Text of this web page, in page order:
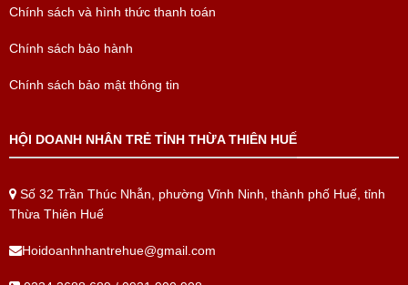
Chính sách và hình thức thanh toán
Chính sách bảo hành
Chính sách bảo mật thông tin
HỘI DOANH NHÂN TRẺ TỈNH THỪA THIÊN HUẾ
Số 32 Trần Thúc Nhẫn, phường Vĩnh Ninh, thành phố Huế, tỉnh
Thừa Thiên Huế
Hoidoanhnhantrehue@gmail.com